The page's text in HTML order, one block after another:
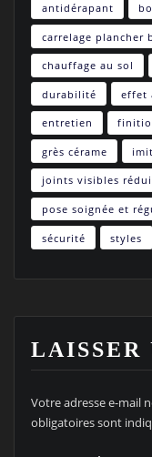
antidérapant
carrelage plancher
chauffage au sol
durabilité effet
entretien
grès cérame
joints visibles
pose soignée et
sécurité styles
LAISSER
Votre adresse e-mail
obligatoires sont